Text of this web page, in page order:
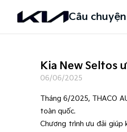
Câu
Kia New Seltos
06/06/2025
Tháng 6/2025, THACO
toàn quốc.
Chương trình ưu đãi giúp